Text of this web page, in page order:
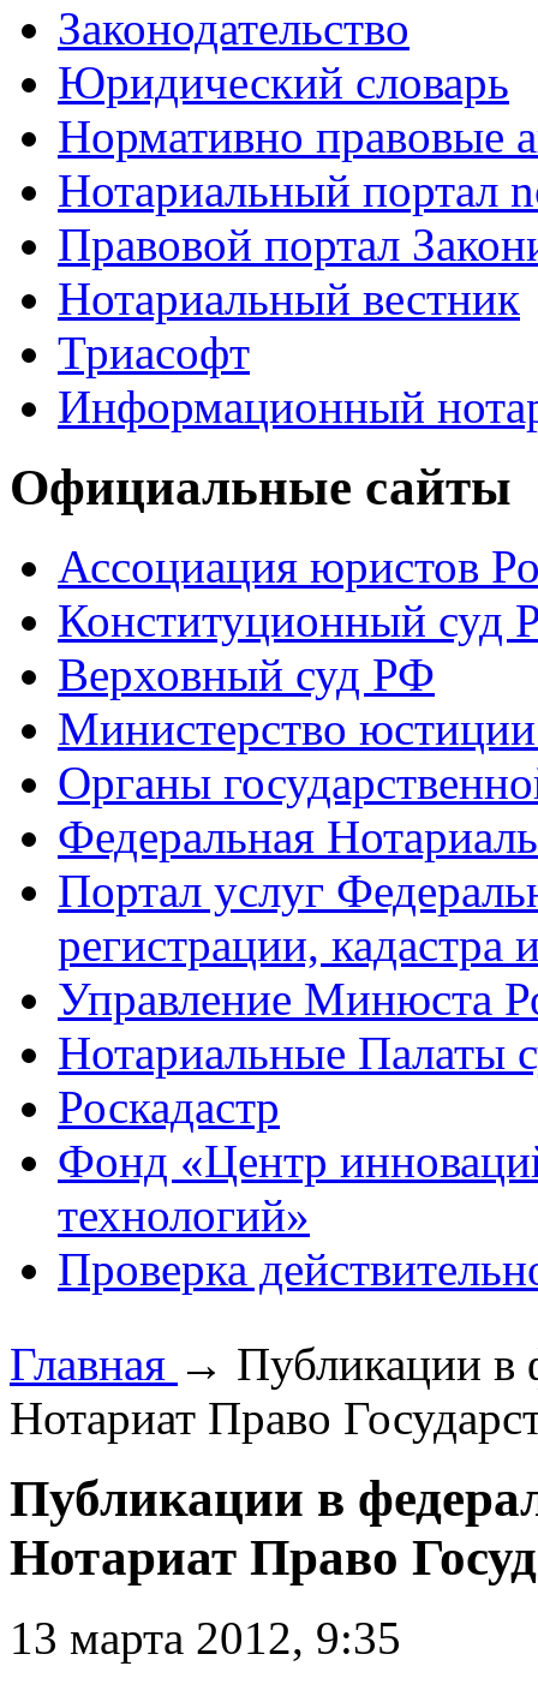
Законодательство
Юридический словарь
Нормативно правовые
Нотариальный портал
Правовой портал
Нотариальный вестник
Триасофт
Информационный
Официальные сайты
Ассоциация юристов
Конституционный суд
Верховный суд РФ
Министерство
Органы
Федеральная
Портал услуг
регистрации, кадастра
Управление Минюста
Нотариальные Палаты
Роскадастр
Фонд «Центр
технологий»
Проверка
Главная → Публикации в
Нотариат Право
Публикации в
Нотариат Право
13 марта 2012, 9:35